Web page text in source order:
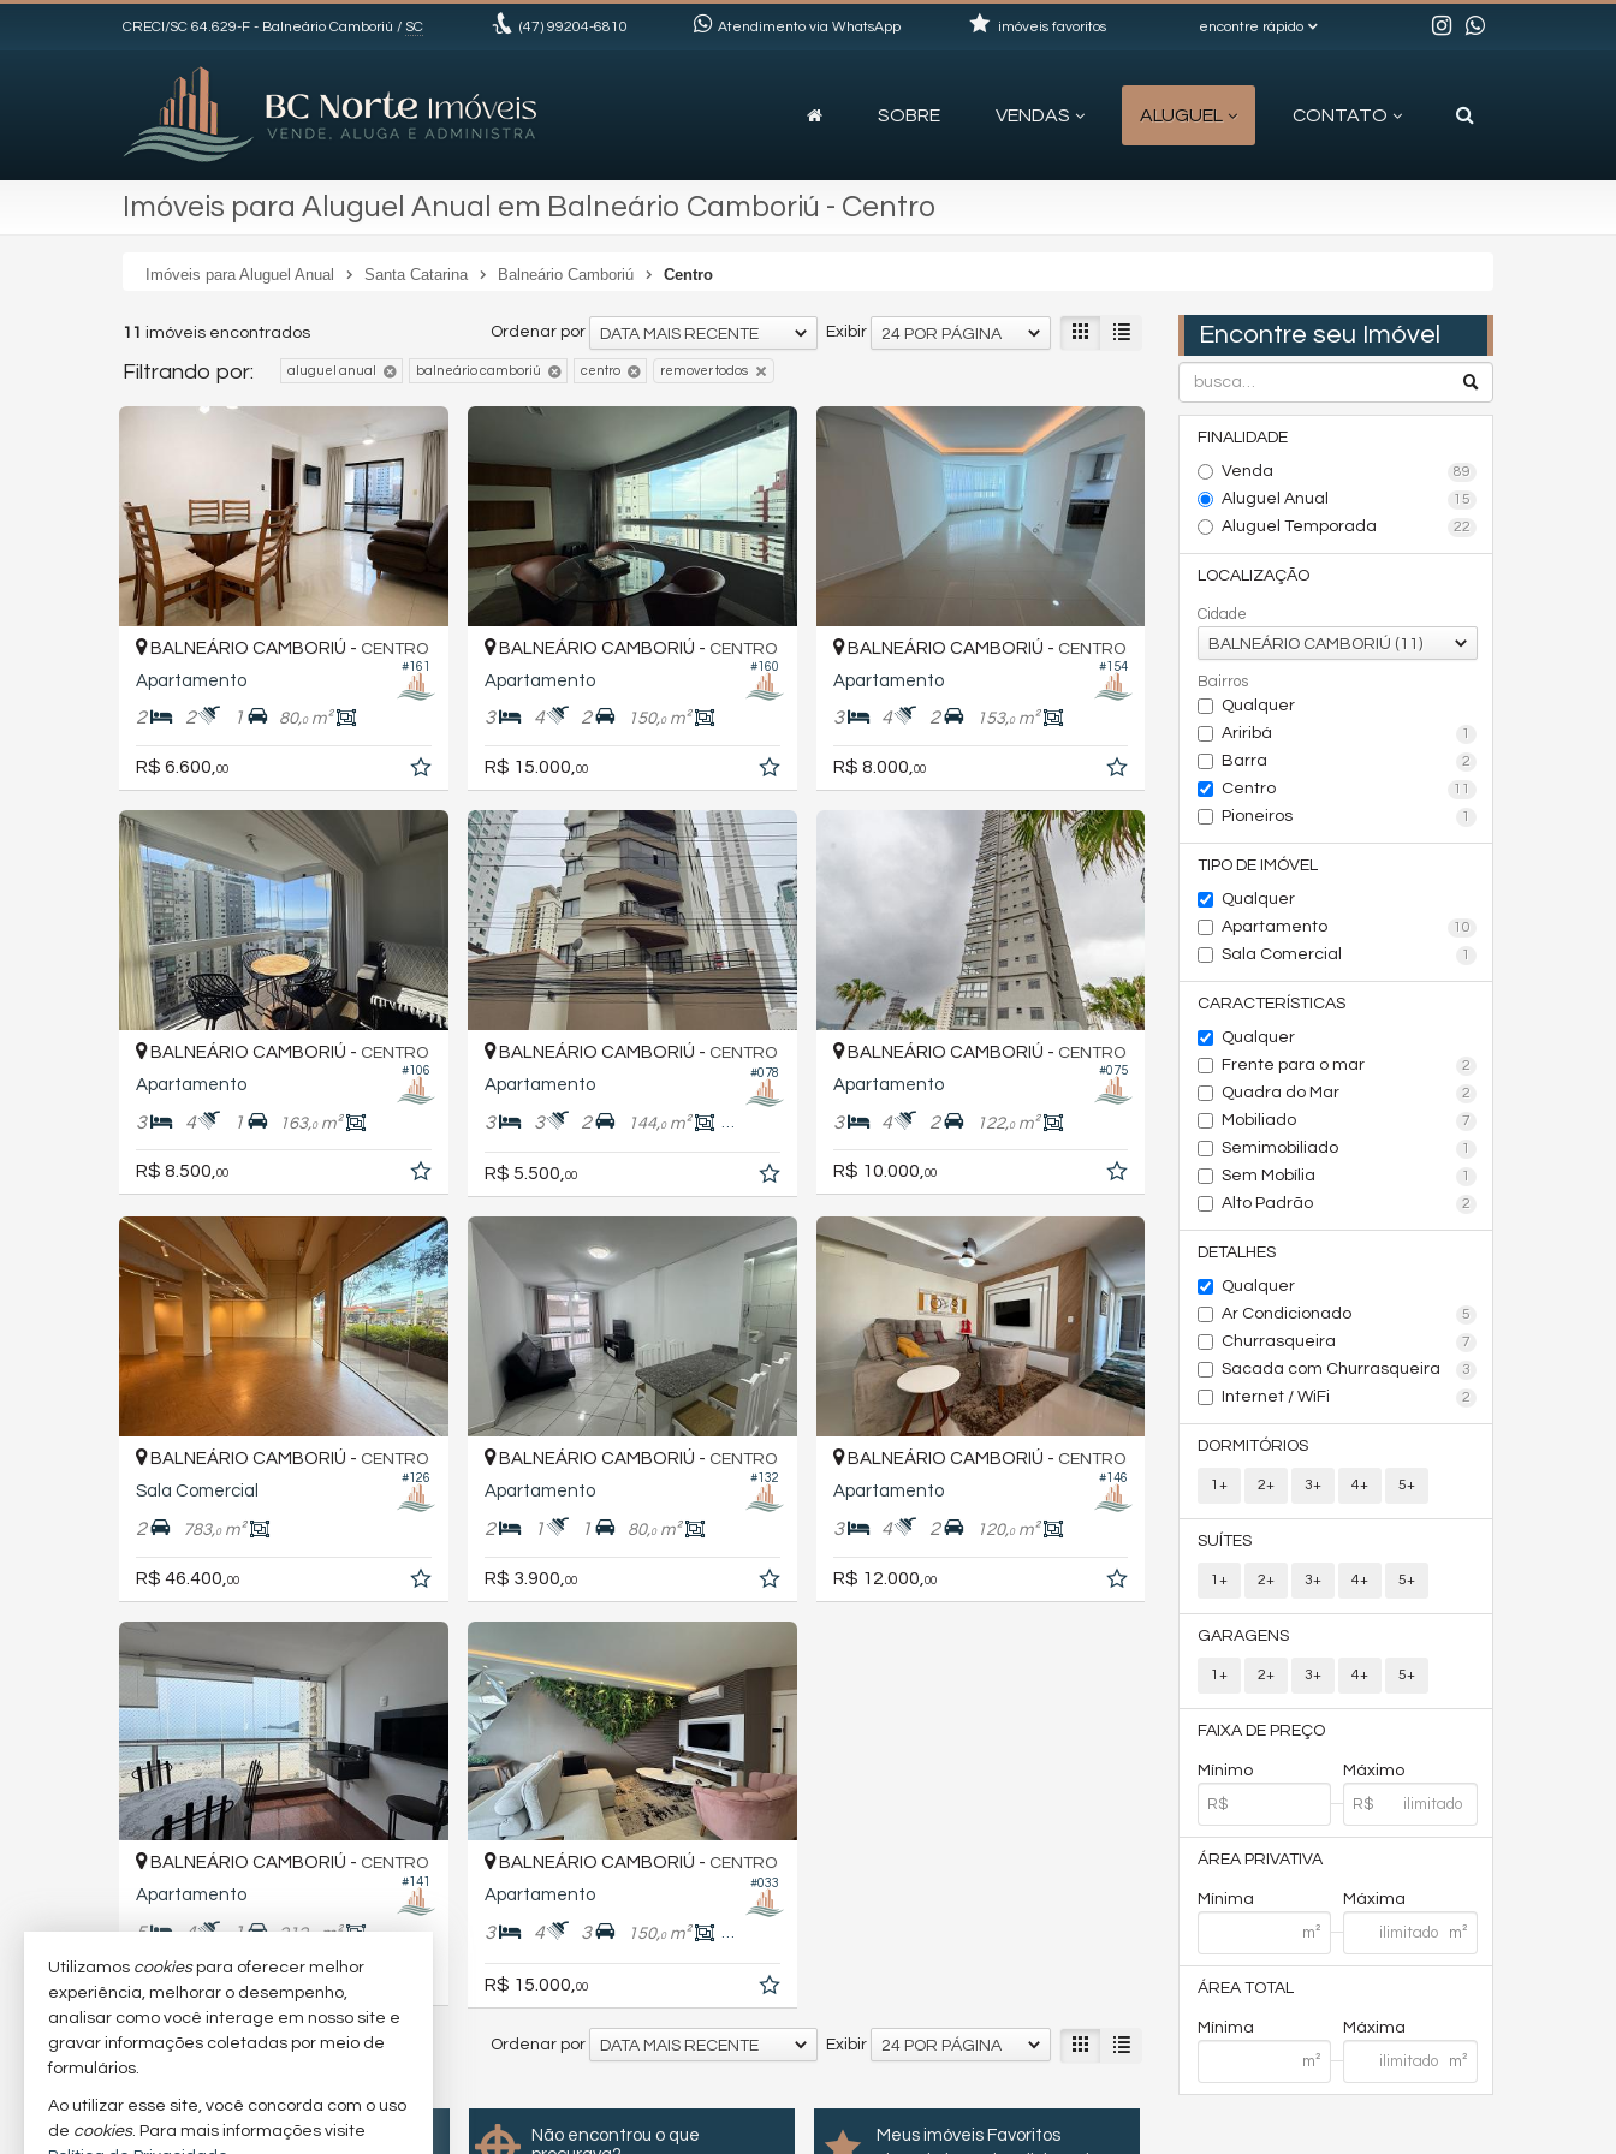
CRECI/SC 64.629-F - Balneário Camboriú / SC (47) 99204-6810 Atendimento via WhatsApp encontre rápido
imóveis favoritos
SOBRE VENDAS ALUGUEL CONTATO
Imóveis para Aluguel Anual em Balneário Camboriú - Centro
Imóveis para Aluguel Anual Santa Catarina Balneário Camboriú Centro
Encontre seu Imóvel
FINALIDADE
Venda
89
Aluguel Anual 15
Aluguel Temporada 22
LOCALIZAÇÃO
Cidade
BALNEÁRIO CAMBORIÚ (11)
Bairros
Qualquer
Ariribá
1
Barra 2
Centro 11
Pioneiros 1
TIPO DE IMÓVEL
Qualquer
Apartamento
10
Sala Comercial 1
CARACTERÍSTICAS
Qualquer
Frente para o mar
2
Quadra do Mar 2
Mobiliado 7
Semimobiliado 1
Sem Mobília 1
Alto Padrão 2
DETALHES
Qualquer
Ar Condicionado
5
Churrasqueira 7
Sacada com Churrasqueira 3
Internet / WiFi 2
DORMITÓRIOS
1+ 2+ 3+ 4+ 5+
SUÍTES
1+ 2+ 3+ 4+ 5+
GARAGENS
1+ 2+ 3+ 4+ 5+
FAIXA DE PREÇO
Mínimo Máximo
ÁREA PRIVATIVA
Mínima Máxima
ÁREA TOTAL
Mínima Máxima
11 imóveis encontrados Exibir 24 POR PÁGINA
Ordenar por DATA MAIS RECENTE
Filtrando por: aluguel anual balneário camboriú centro remover todos
#161
BALNEÁRIO CAMBORIÚ - CENTRO
Apartamento
2 2 1 80,0m²
R$ 6.600, 00
#160
BALNEÁRIO CAMBORIÚ - CENTRO
Apartamento
3 4 2 150,0m²
R$ 15.000, 00
#154
BALNEÁRIO CAMBORIÚ - CENTRO
Apartamento
3 4 2 153,0m²
R$ 8.000, 00
#106
BALNEÁRIO CAMBORIÚ - CENTRO
Apartamento
3 4 1 163,0m²
R$ 8.500,00
#078
BALNEÁRIO CAMBORIÚ - CENTRO
Apartamento
3 3 2 144,0m² 90,
R$ 5.500,00
#075
BALNEÁRIO CAMBORIÚ - CENTRO
Apartamento
3 4 2 122,0m²
R$ 10.000,00
#126
BALNEÁRIO CAMBORIÚ - CENTRO
Sala Comercial
2 783,0m²
R$ 46.400, 00
#132
BALNEÁRIO CAMBORIÚ - CENTRO
Apartamento
2 1 1 80,0m²
R$ 3.900, 00
#146
BALNEÁRIO CAMBORIÚ - CENTRO
Apartamento
3 4 2 120,0m²
R$ 12.000, 00
#141
BALNEÁRIO CAMBORIÚ - CENTRO
Apartamento
5 4 1 212, m²
R$ 10.000,
#033
BALNEÁRIO CAMBORIÚ - CENTRO
Apartamento
3 4 3 150,0m² 130,
R$ 15.000, 00
11imóveis encontrados Exibir 24 POR PÁGINA
Ordenar por DATA MAIS RECENTE
Quer vender seu imóvel?
Não encontrou o que
Meus imóveis Favoritos
Utilizamos cookiespara oferecer melhor
experiência, melhorar o desempenho,
analisar como você interage em nosso site e
gravar informações coletadas por meio de
formulários.
Ao utilizar esse site, você concorda com o uso
de cookies. Para mais informações visite